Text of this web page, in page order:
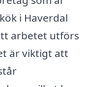
i Haverdal
arbetet utförs
är viktigt att